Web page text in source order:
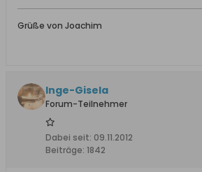
Grüße von Joachim
Inge-Gisela
Forum-Teilnehmer
Dabei seit: 09.11.2012
Beiträge: 1842